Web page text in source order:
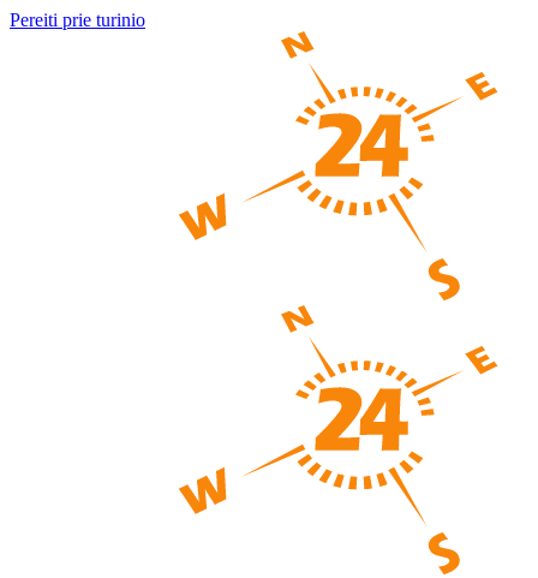
Pereiti prie turinio